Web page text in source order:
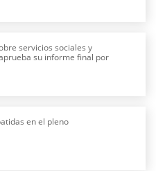
servicios sociales y
su informe final por
en el pleno